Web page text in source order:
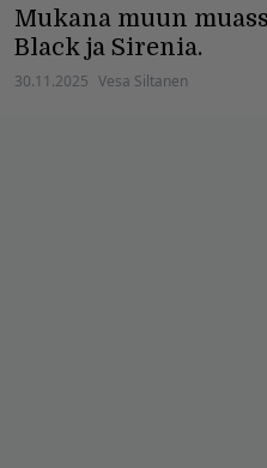
Mukana muun
Black ja Sirenia.
30.11.2025 Vesa Siltanen